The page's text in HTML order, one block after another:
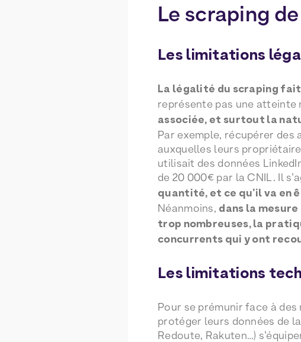
Le scraping
Les limitations
La légalité du scraping
représente pas une atteinte
associée, et surtout la
Par exemple, récupérer des
auxquelles leurs
utilisait des données
de 20 000€ par la CNIL. Il
quantité, et ce qu’il va en
Néanmoins, dans la
trop nombreuses, la
concurrents qui y ont
Les limitations
Pour se prémunir face à
protéger leurs données de
Redoute, Rakuten…)